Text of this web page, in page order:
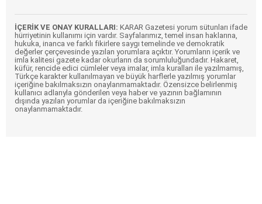
İÇERİK VE ONAY KURALLARI: KARAR Gazetesi yorum sütunları ifade
hürriyetinin kullanımı için vardır. Sayfalarımız, temel insan haklarına,
hukuka, inanca ve farklı fikirlere saygı temelinde ve demokratik
değerler çerçevesinde yazılan yorumlara açıktır. Yorumların içerik ve
imla kalitesi gazete kadar okurların da sorumluluğundadır. Hakaret,
küfür, rencide edici cümleler veya imalar, imla kuralları ile yazılmamış,
Türkçe karakter kullanılmayan ve büyük harflerle yazılmış yorumlar
içeriğine bakılmaksızın onaylanmamaktadır. Özensizce belirlenmiş
kullanıcı adlarıyla gönderilen veya haber ve yazının bağlamının
dışında yazılan yorumlar da içeriğine bakılmaksızın
onaylanmamaktadır.